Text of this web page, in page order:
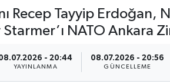
Recep Tayyip Erdoğan,
Starmer’ı NATO Ankara
- 20:44
YAYINLANMA
08.07.2026 - 20:56
GÜNCELLEME